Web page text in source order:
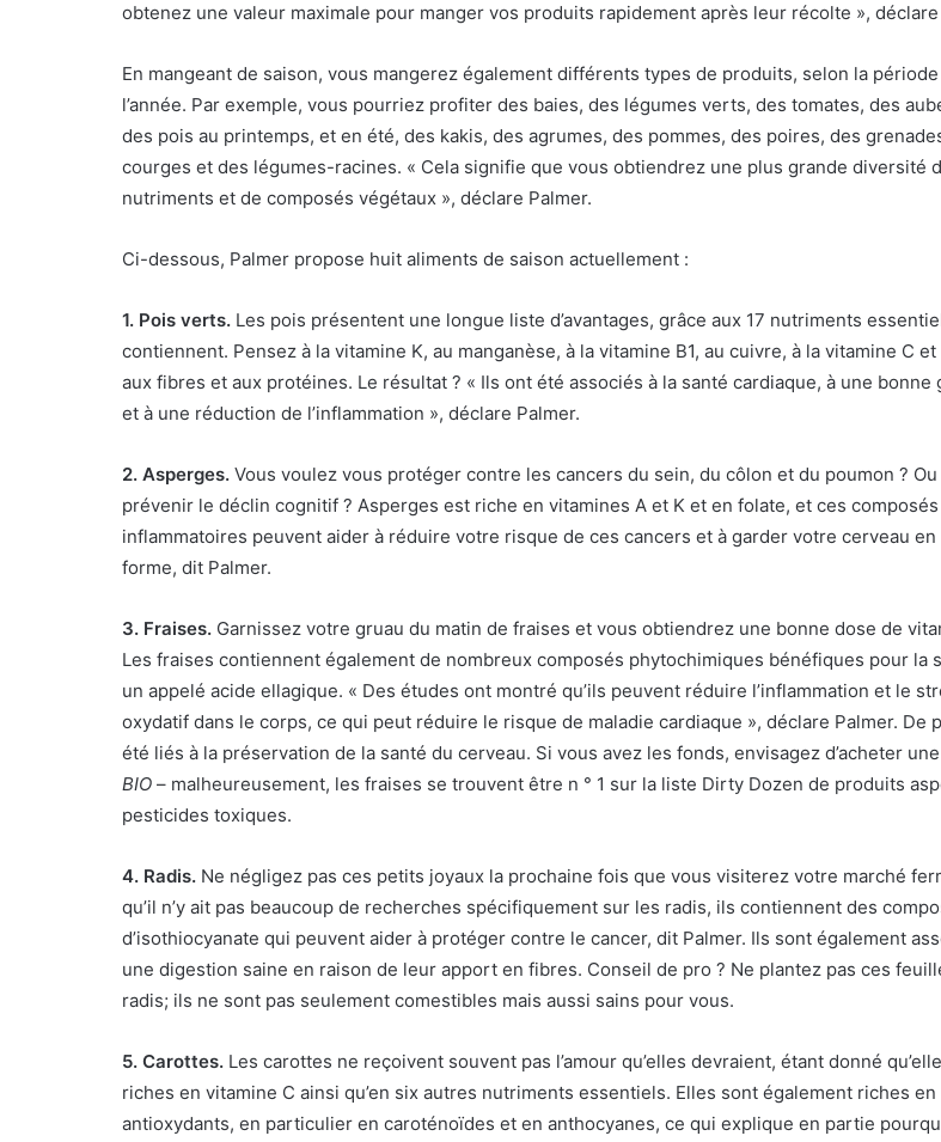
obtenez une valeur maximale pour manger vos produits rapidement après leur récolte », déclare
En mangeant de saison, vous mangerez également différents types de produits, selon la
l’année. Par exemple, vous pourriez profiter des baies, des légumes verts, des tomates, des
des pois au printemps, et en été, des kakis, des agrumes, des pommes, des poires, des
courges et des légumes-racines. « Cela signifie que vous obtiendrez une plus grande diversité
nutriments et de composés végétaux », déclare Palmer.
Ci-dessous, Palmer propose huit aliments de saison actuellement :
1. Pois verts. Les pois présentent une longue liste d’avantages, grâce aux 17 nutriments
contiennent. Pensez à la vitamine K, au manganèse, à la vitamine B1, au cuivre, à la vitamine C
aux fibres et aux protéines. Le résultat ? « Ils ont été associés à la santé cardiaque, à une bonne
et à une réduction de l’inflammation », déclare Palmer.
2. Asperges. Vous voulez vous protéger contre les cancers du sein, du côlon et du poumon ?
prévenir le déclin cognitif ? Asperges est riche en vitamines A et K et en folate, et ces
inflammatoires peuvent aider à réduire votre risque de ces cancers et à garder votre cerveau en
forme, dit Palmer.
3. Fraises. Garnissez votre gruau du matin de fraises et vous obtiendrez une bonne dose de
Les fraises contiennent également de nombreux composés phytochimiques bénéfiques pour la
un appelé acide ellagique. « Des études ont montré qu’ils peuvent réduire l’inflammation et le
oxydatif dans le corps, ce qui peut réduire le risque de maladie cardiaque », déclare Palmer. De
été liés à la préservation de la santé du cerveau. Si vous avez les fonds, envisagez d’acheter
BIO – malheureusement, les fraises se trouvent être n ° 1 sur la liste Dirty Dozen de produits
pesticides toxiques.
4. Radis. Ne négligez pas ces petits joyaux la prochaine fois que vous visiterez votre marché
qu’il n’y ait pas beaucoup de recherches spécifiquement sur les radis, ils contiennent des
d’isothiocyanate qui peuvent aider à protéger contre le cancer, dit Palmer. Ils sont également
une digestion saine en raison de leur apport en fibres. Conseil de pro ? Ne plantez pas ces
radis; ils ne sont pas seulement comestibles mais aussi sains pour vous.
5. Carottes. Les carottes ne reçoivent souvent pas l’amour qu’elles devraient, étant donné
riches en vitamine C ainsi qu’en six autres nutriments essentiels. Elles sont également riches en
antioxydants, en particulier en caroténoïdes et en anthocyanes, ce qui explique en partie